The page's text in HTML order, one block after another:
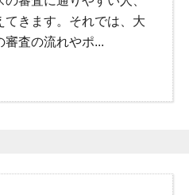
きます。それでは、大
審査の流れやポ...